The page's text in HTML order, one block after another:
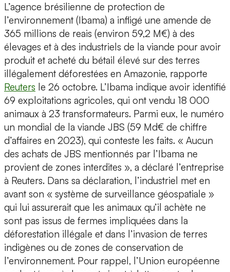
L’agence brésilienne de protection de
l’environnement (Ibama) a infligé une amende de
365 millions de reais (environ 59,2 M€) à des
élevages et à des industriels de la viande pour avoir
produit et acheté du bétail élevé sur des terres
illégalement déforestées en Amazonie, rapporte
Reuters le 26 octobre. L’Ibama indique avoir identifié
69 exploitations agricoles, qui ont vendu 18 000
animaux à 23 transformateurs. Parmi eux, le numéro
un mondial de la viande JBS (59 Md€ de chiffre
d’affaires en 2023), qui conteste les faits. « Aucun
des achats de JBS mentionnés par l’Ibama ne
provient de zones interdites », a déclaré l’entreprise
à Reuters. Dans sa déclaration, l’industriel met en
avant son « système de surveillance géospatiale »
qui lui assurerait que les animaux qu’il achète ne
sont pas issus de fermes impliquées dans la
déforestation illégale et dans l’invasion de terres
indigènes ou de zones de conservation de
l’environnement. Pour rappel, l’Union européenne